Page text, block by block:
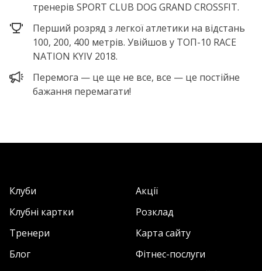
тренерів SPORT CLUB DOG GRAND CROSSFIT.
Перший розряд з легкої атлетики на відстань
100, 200, 400 метрів. Увійшов у ТОП-10 RACE
NATION KYIV 2018.
Перемога — це ще не все, все — це постійне
бажання перемагати!
Клуби
Акції
Клубні картки
Розклад
Тренери
Карта сайту
Блог
Фітнес-послуги